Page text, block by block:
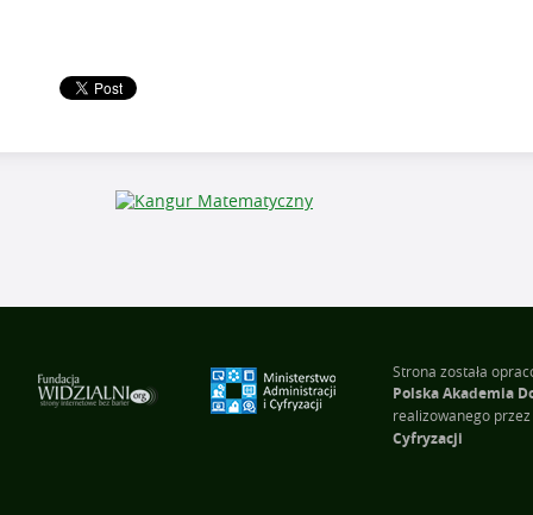
Strona została
Polska Akademia
realizowanego przez
Cyfryzacji